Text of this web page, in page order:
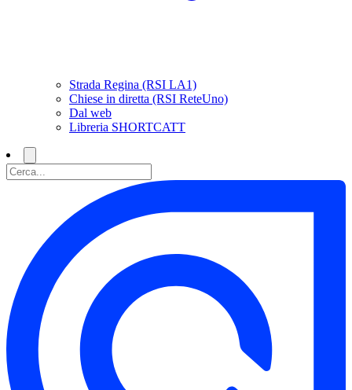
Strada Regina (RSI LA1)
Chiese in diretta (RSI ReteUno)
Dal web
Libreria SHORTCATT